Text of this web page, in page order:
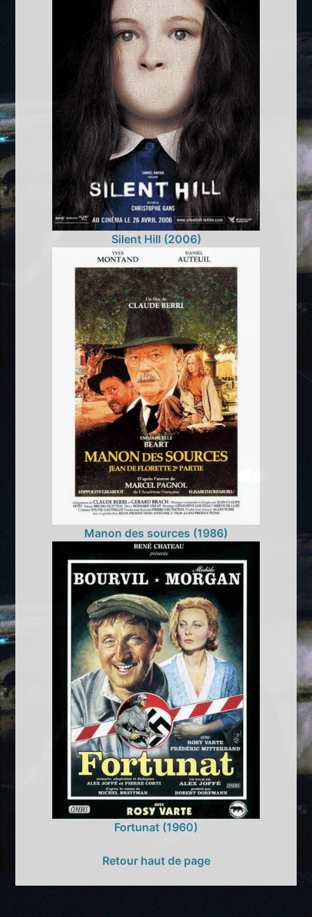
Silent Hill (2006)
Manon des sources (1986)
Fortunat (1960)
Retour haut de page